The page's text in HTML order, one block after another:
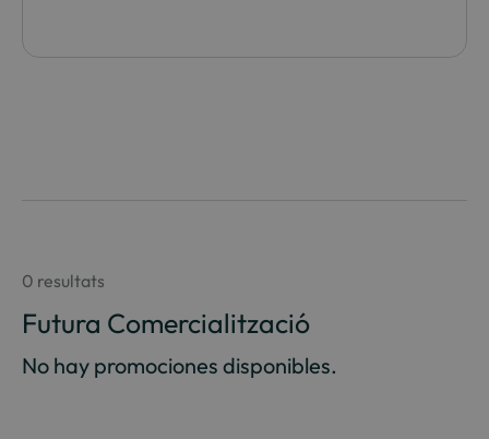
0 resultats
Futura Comercialització
No hay promociones disponibles.